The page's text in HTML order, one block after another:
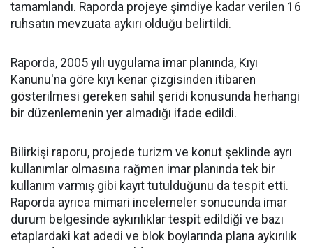
tamamlandı. Raporda projeye şimdiye kadar verilen 16
ruhsatın mevzuata aykırı olduğu belirtildi.
Raporda, 2005 yılı uygulama imar planında, Kıyı
Kanunu'na göre kıyı kenar çizgisinden itibaren
gösterilmesi gereken sahil şeridi konusunda herhangi
bir düzenlemenin yer almadığı ifade edildi.
Bilirkişi raporu, projede turizm ve konut şeklinde ayrı
kullanımlar olmasına rağmen imar planında tek bir
kullanım varmış gibi kayıt tutulduğunu da tespit etti.
Raporda ayrıca mimari incelemeler sonucunda imar
durum belgesinde aykırılıklar tespit edildiği ve bazı
etaplardaki kat adedi ve blok boylarında plana aykırılık